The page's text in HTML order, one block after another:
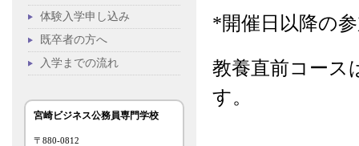
体験入学申し込み
既卒者の方へ
入学までの流れ
宮崎ビジネス公務員専門学校
〒880-0812
*開催日以降の
教養直前コース
す。